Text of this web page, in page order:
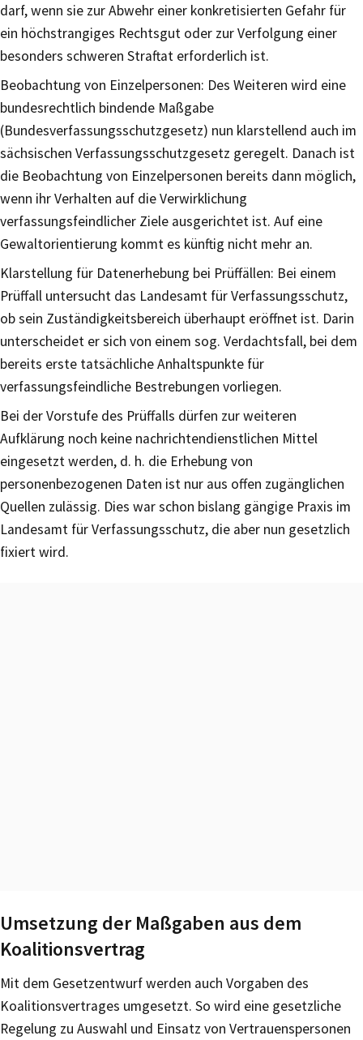
darf, wenn sie zur Abwehr einer konkretisierten Gefahr für
ein höchstrangiges Rechtsgut oder zur Verfolgung einer
besonders schweren Straftat erforderlich ist.
Beobachtung von Einzelpersonen: Des Weiteren wird eine
bundesrechtlich bindende Maßgabe
(Bundesverfassungsschutzgesetz) nun klarstellend auch im
sächsischen Verfassungsschutzgesetz geregelt. Danach ist
die Beobachtung von Einzelpersonen bereits dann möglich,
wenn ihr Verhalten auf die Verwirklichung
verfassungsfeindlicher Ziele ausgerichtet ist. Auf eine
Gewaltorientierung kommt es künftig nicht mehr an.
Klarstellung für Datenerhebung bei Prüffällen: Bei einem
Prüffall untersucht das Landesamt für Verfassungsschutz,
ob sein Zuständigkeitsbereich überhaupt eröffnet ist. Darin
unterscheidet er sich von einem sog. Verdachtsfall, bei dem
bereits erste tatsächliche Anhaltspunkte für
verfassungsfeindliche Bestrebungen vorliegen.
Bei der Vorstufe des Prüffalls dürfen zur weiteren
Aufklärung noch keine nachrichtendienstlichen Mittel
eingesetzt werden, d. h. die Erhebung von
personenbezogenen Daten ist nur aus offen zugänglichen
Quellen zulässig. Dies war schon bislang gängige Praxis im
Landesamt für Verfassungsschutz, die aber nun gesetzlich
fixiert wird.
Umsetzung der Maßgaben aus dem
Koalitionsvertrag
Mit dem Gesetzentwurf werden auch Vorgaben des
Koalitionsvertrages umgesetzt. So wird eine gesetzliche
Regelung zu Auswahl und Einsatz von Vertrauenspersonen